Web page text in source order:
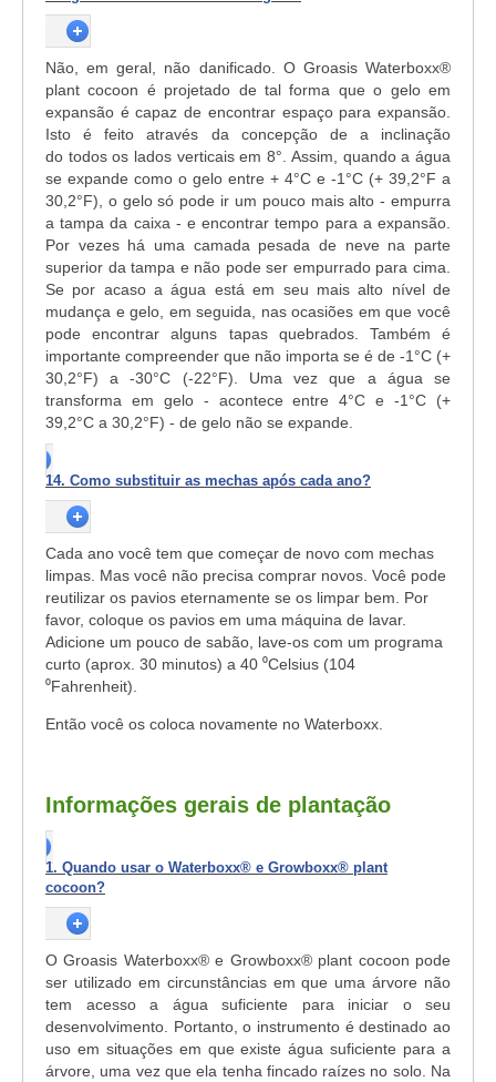
Não, em geral, não danificado. O Groasis Waterboxx®
plant cocoon é projetado de tal forma que o gelo em
expansão é capaz de encontrar espaço para expansão.
Isto é feito através da concepção de a inclinação
do todos os lados verticais em 8°. Assim, quando a água
se expande como o gelo entre + 4°C e -1°C (+ 39,2°F a
30,2°F), o gelo só pode ir um pouco mais alto - empurra
a tampa da caixa - e encontrar tempo para a expansão.
Por vezes há uma camada pesada de neve na parte
superior da tampa e não pode ser empurrado para cima.
Se por acaso a água está em seu mais alto nível de
mudança e gelo, em seguida, nas ocasiões em que você
pode encontrar alguns tapas quebrados. Também é
importante compreender que não importa se é de -1°C (+
30,2°F) a -30°C (-22°F). Uma vez que a água se
transforma em gelo - acontece entre 4°C e -1°C (+
39,2°C a 30,2°F) - de gelo não se expande.
14. Como substituir as mechas após cada ano?
Cada ano você tem que começar de novo com mechas
limpas. Mas você não precisa comprar novos. Você pode
reutilizar os pavios eternamente se os limpar bem. Por
favor, coloque os pavios em uma máquina de lavar.
Adicione um pouco de sabão, lave-os com um programa
curto (aprox. 30 minutos) a 40 ⁰Celsius (104
⁰Fahrenheit).
Então você os coloca novamente no Waterboxx.
Informações gerais de plantação
1. Quando usar o Waterboxx® e Growboxx® plant
cocoon?
O Groasis Waterboxx® e Growboxx® plant cocoon pode
ser utilizado em circunstâncias em que uma árvore não
tem acesso a água suficiente para iniciar o seu
desenvolvimento. Portanto, o instrumento é destinado ao
uso em situações em que existe água suficiente para a
árvore, uma vez que ela tenha fincado raízes no solo. Na